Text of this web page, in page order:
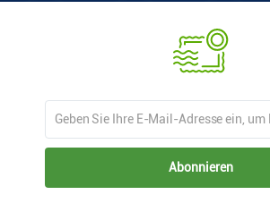
Abonnieren